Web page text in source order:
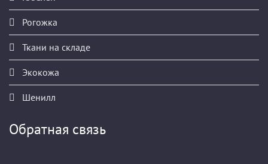
Рогожка
Ткани на складе
Экокожа
Шенилл
Обратная связь